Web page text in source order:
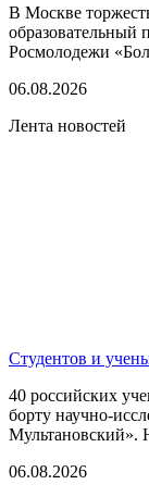
В Москве
образовательный
Росмолодежи
06.08.2026
Лента новостей
Студентов и
40 российских
борту научно-
Мультановский».
06.08.2026